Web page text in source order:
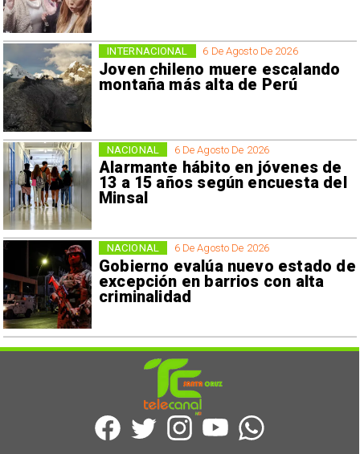
6 De Agosto De 2026
Joven chileno muere escalando
montaña más alta de Perú
INTERNACIONAL
6 De Agosto De 2026
Alarmante hábito en jóvenes de
13 a 15 años según encuesta del
Minsal
NACIONAL
6 De Agosto De 2026
Gobierno evalúa nuevo estado de
excepción en barrios con alta
criminalidad
NACIONAL